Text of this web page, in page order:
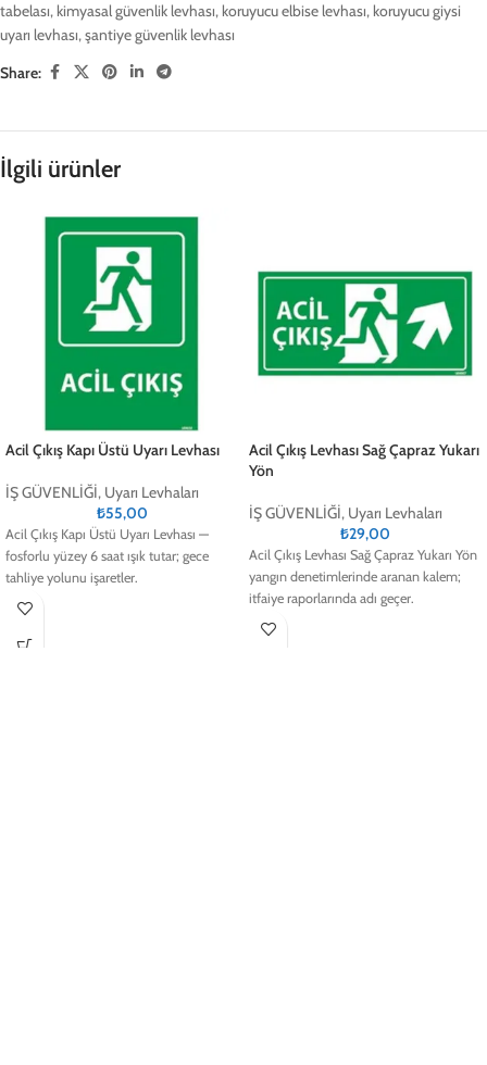
tabelası, kimyasal güvenlik levhası, koruyucu elbise levhası, koruyucu giysi
uyarı levhası,şantiye güvenlik levhası
Share:
İlgili ürünler
Acil Çıkış Kapı Üstü Uyarı Levhası
İŞ GÜVENLİĞİ, Uyarı Levhaları
₺55,00
Acil Çıkış Kapı Üstü Uyarı Levhası —
fosforlu yüzey 6 saat ışık tutar; gece
tahliye yolunu işaretler.
Acil Çıkış Levhası Sağ Çapraz Yukarı
Yön
İŞ GÜVENLİĞİ, Uyarı Levhaları
₺29,00
Acil Çıkış Levhası Sağ Çapraz Yukarı Yön
yangın denetimlerinde aranan kalem;
itfaiye raporlarında adı geçer.